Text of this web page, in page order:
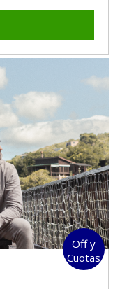
Off y
Cuotas